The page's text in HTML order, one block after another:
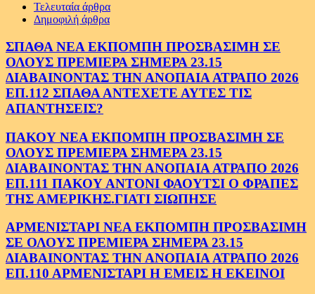
Τελευταία άρθρα
Δημοφιλή άρθρα
ΣΠΑΘΑ ΝΕΑ ΕΚΠΟΜΠΗ ΠΡΟΣΒΑΣΙΜΗ ΣΕ
ΟΛΟΥΣ ΠΡΕΜΙΕΡΑ ΣΗΜΕΡΑ 23.15
ΔΙΑΒΑΙΝΟΝΤΑΣ ΤΗΝ ΑΝΟΠΑΙΑ ΑΤΡΑΠΟ 2026
ΕΠ.112 ΣΠΑΘΑ ΑΝΤΕΧΕΤΕ ΑΥΤΕΣ ΤΙΣ
ΑΠΑΝΤΗΣΕΙΣ?
ΠΑΚΟΥ ΝΕΑ ΕΚΠΟΜΠΗ ΠΡΟΣΒΑΣΙΜΗ ΣΕ
ΟΛΟΥΣ ΠΡΕΜΙΕΡΑ ΣΗΜΕΡΑ 23.15
ΔΙΑΒΑΙΝΟΝΤΑΣ ΤΗΝ ΑΝΟΠΑΙΑ ΑΤΡΑΠΟ 2026
ΕΠ.111 ΠΑΚΟΥ ΑΝΤΟΝΙ ΦΑΟΥΤΣΙ Ο ΦΡΑΠΕΣ
ΤΗΣ ΑΜΕΡΙΚΗΣ.ΓΙΑΤΙ ΣΙΩΠΗΣΕ
ΑΡΜΕΝΙΣΤΑΡΙ ΝΕΑ ΕΚΠΟΜΠΗ ΠΡΟΣΒΑΣΙΜΗ
ΣΕ ΟΛΟΥΣ ΠΡΕΜΙΕΡΑ ΣΗΜΕΡΑ 23.15
ΔΙΑΒΑΙΝΟΝΤΑΣ ΤΗΝ ΑΝΟΠΑΙΑ ΑΤΡΑΠΟ 2026
ΕΠ.110 ΑΡΜΕΝΙΣΤΑΡΙ Η ΕΜΕΙΣ Η ΕΚΕΙΝΟΙ